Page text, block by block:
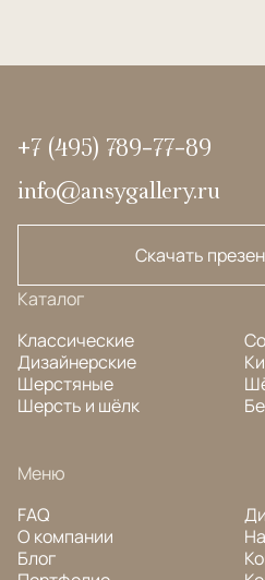
+7 (495) 789-77-89
info@ansygallery.ru
Скачать
Каталог
Классические
Дизайнерские
Шерстяные
Шерсть и шёлк
Меню
FAQ
О компании
Блог